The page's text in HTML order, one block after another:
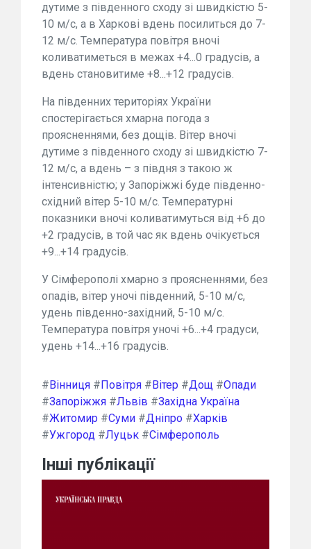
дутиме з південного сходу зі швидкістю 5-
10 м/с, а в Харкові вдень посилиться до 7-
12 м/с. Температура повітря вночі
коливатиметься в межах +4...0 градусів, а
вдень становитиме +8...+12 градусів.
На південних територіях України
спостерігається хмарна погода з
проясненнями, без дощів. Вітер вночі
дутиме з південного сходу зі швидкістю 7-
12 м/с, а вдень – з півдня з такою ж
інтенсивністю; у Запоріжжі буде південно-
східний вітер 5-10 м/с. Температурні
показники вночі коливатимуться від +6 до
+2 градусів, в той час як вдень очікується
+9...+14 градусів.
У Сімферополі хмарно з проясненнями, без
опадів, вітер уночі південний, 5-10 м/с,
удень південно-західний, 5-10 м/с.
Температура повітря уночі +6...+4 градуси,
удень +14...+16 градусів.
#Вінниця #Повітря #Вітер #Дощ #Опади
#Запоріжжя #Львів #Західна Україна
#Житомир #Суми #Дніпро #Харків
#Ужгород #Луцьк #Сімферополь
Інші публікації